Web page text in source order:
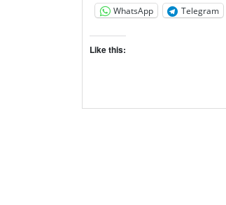
WhatsApp Telegram
Like this: